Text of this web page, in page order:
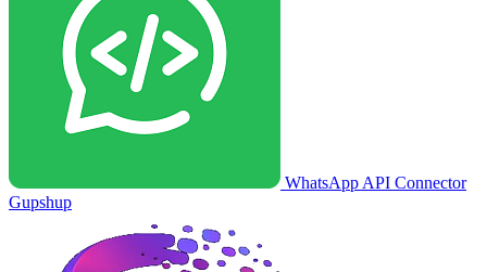
WhatsApp API Connector
Gupshup